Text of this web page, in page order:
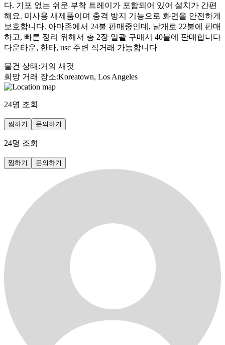
다. 기포 없는 쉬운 부착 트레이가 포함되어 있어 설치가 간편
해요. 미사용 새제품이며 충격 방지 기능으로 화면을 안전하게
보호합니다. 아마존에서 24불 판매중인데, 낱개로 22불에 판매
하고, 빠른 정리 위해서 총 2장 일괄 구매시 40불에 판매합니다
다운타운, 한타, usc 주변 직거래 가능합니다
물건 상태 :거의 새것
희망 거래 장소:Koreatown, Los Angeles
24명 조회
찜하기 문의하기
24명 조회
찜하기 문의하기